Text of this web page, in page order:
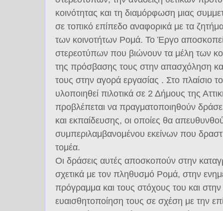
κοινότητας και τη διαμόρφωση μιας
σε τοπικό επίπεδο αναφορικά με τα
των κοινοτήτων Ρομά. Το Έργο
στερεοτύπων που βιώνουν τα μέλη των
της πρόσβασης τους στην απασχόληση
τους στην αγορά εργασίας . Στο πλαίσιο
υλοποιηθεί πιλοτικά σε 2 Δήμους της
προβλέπεται να πραγματοποιηθούν
και εκπαίδευσης, οι οποίες θα
συμπεριλαμβανομένου εκείνων που
τομέα.
Οι δράσεις αυτές αποσκοπούν στην
σχετικά με τον πληθυσμό Ρομά, στην
πρόγραμμα και τους στόχους του και στην
ευαισθητοποίηση τους σε σχέση με την